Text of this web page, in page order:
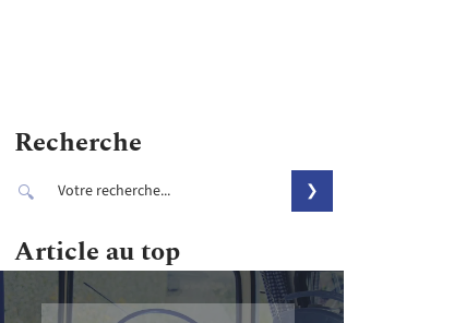
Recherche
Article au top